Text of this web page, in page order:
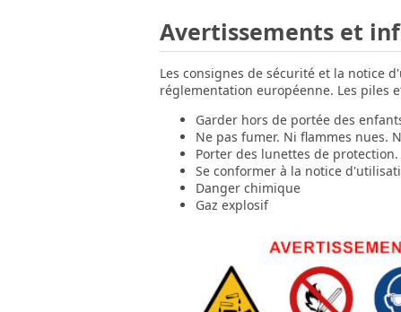
Avertissements et
Les consignes de sécurité et la notice
réglementation européenne. Les piles
Garder hors de portée des
Ne pas fumer. Ni flammes nues.
Porter des lunettes de protection.
Se conformer à la notice
Danger chimique
Gaz explosif